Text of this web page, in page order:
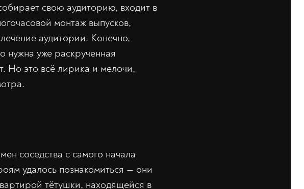
свою аудиторию, входит в
монтаж выпусков,
аудитории. Конечно,
нужна уже раскрученная
Но это всё лирика и мелочи,
соседства с самого начала
удалось познакомиться — они
тётушки, находящейся в